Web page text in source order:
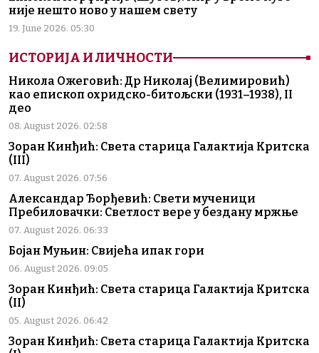
није нешто ново у нашем свету
19. June 2026. 05:30
ИСТОРИЈА И ЛИЧНОСТИ
Никола Ожеговић: Др Николај (Велимировић)
као епископ охридско-битољски (1931–1938), II
део
08. August 2026. 02:58
Зоран Кинђић: Света старица Галактија Критска
(III)
07. August 2026. 07:56
Александар Ђорђевић: Свети мученици
Пребиловачки: Светлост вере у бездану мржње
07. August 2026. 06:33
Бојан Муњин: Свијећа ипак гори
06. August 2026. 09:05
Зоран Кинђић: Света старица Галактија Критска
(II)
05. August 2026. 06:42
Зоран Кинђић: Света старица Галактија Критска